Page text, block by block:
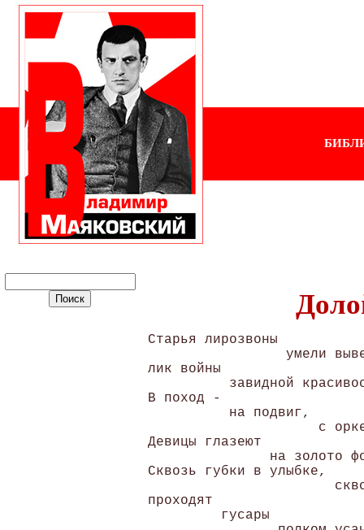
Старья лирозвоны
умели
лик войны
завидной
В поход -
          на подвиг,
с
Девицы глазеют
на золото
Сквозь губки в улыбке,
проходят
         гусары